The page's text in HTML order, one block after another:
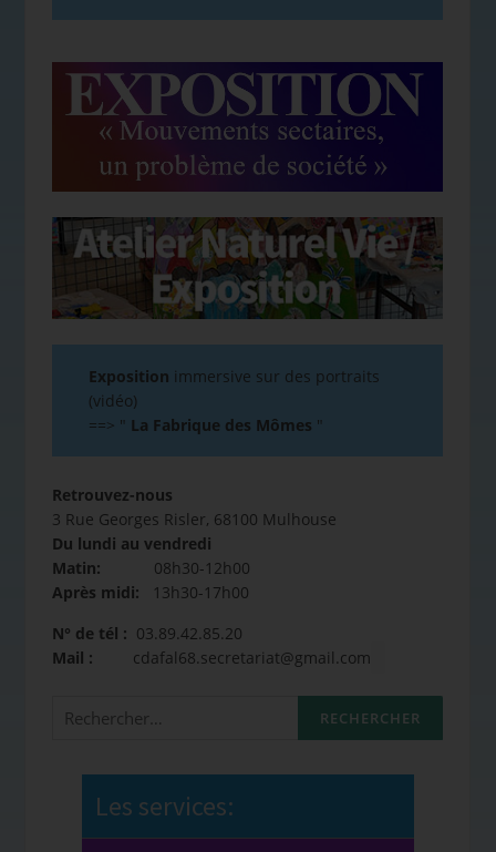
Exposition immersive sur des portraits
(vidéo)
==> " La Fabrique des Mômes "
Retrouvez-nous
3 Rue Georges Risler, 68100 Mulhouse
Du lundi au vendredi
Matin: 08h30-12h00
Après midi: 13h30-17h00
N° de tél : 03.89.42.85.20
Mail : cdafal68.secretariat@gmail.com